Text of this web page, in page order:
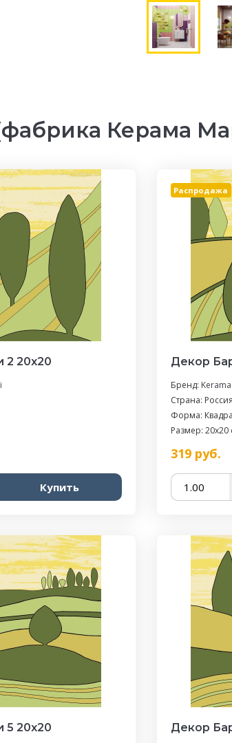
Керама
2 20x20
Купить
Распродажа
Декор
Бренд:
Страна: Россия
Форма:
Размер: 20x20
319руб.
5 20x20 Декор